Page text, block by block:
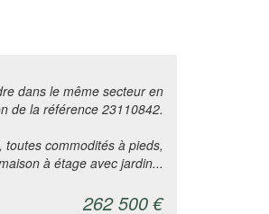
dans le même secteur en
de la référence 23110842.
toutes commodités à pieds,
à étage avec jardin...
262 500 €